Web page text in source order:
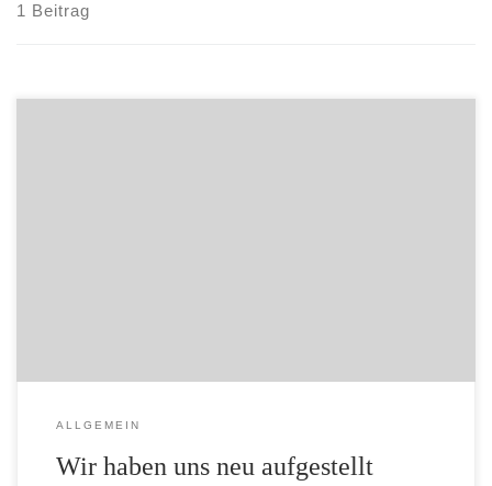
1 Beitrag
ALLGEMEIN
Wir haben uns neu aufgestellt